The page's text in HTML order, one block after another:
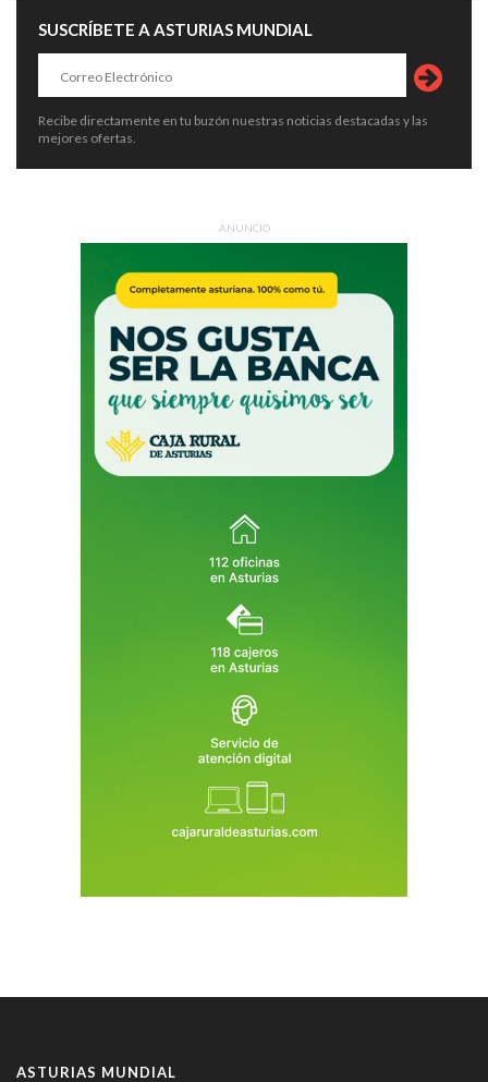
SUSCRÍBETE A ASTURIAS MUNDIAL
Recibe directamente en tu buzón nuestras noticias destacadas y las
mejores ofertas.
ANUNCIO
ASTURIAS MUNDIAL